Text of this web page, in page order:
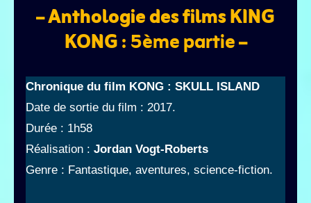
–Anthologie des films KING
KONG: 5ème partie –
Chronique du film KONG : SKULL ISLAND
Date de sortie du film : 2017.
Durée : 1h58
Réalisation : Jordan Vogt-Roberts
Genre : Fantastique, aventures, science-fiction.